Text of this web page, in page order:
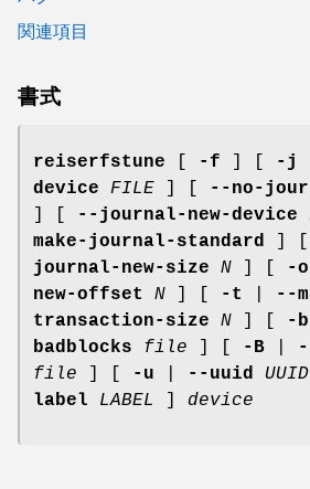
関連項目
書式
reiserfstune -f -j
device
FILE
--no-
--journal-new-device
make-journal-standard
journal-new-size
N -o
new-offset
N -t
--
transaction-size
N -b
badblocks
file -B
file
-u --uuid UUID
label LABEL device